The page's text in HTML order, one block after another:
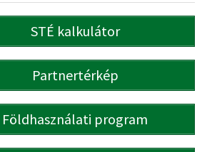
STÉ kalkulátor
Partnertérkép
Földhasználati program